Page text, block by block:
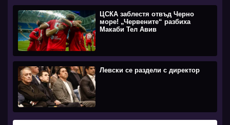
ЦСКА заблестя отвъд Черно
море! „Червените“ разбиха
Макаби Тел Авив
Левски се раздели с директор